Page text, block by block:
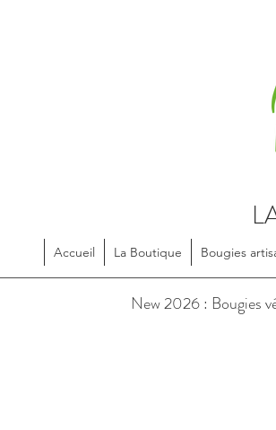
Accessoires en textile,
Accueil La Boutique Bougies
New 2026 : Bougies